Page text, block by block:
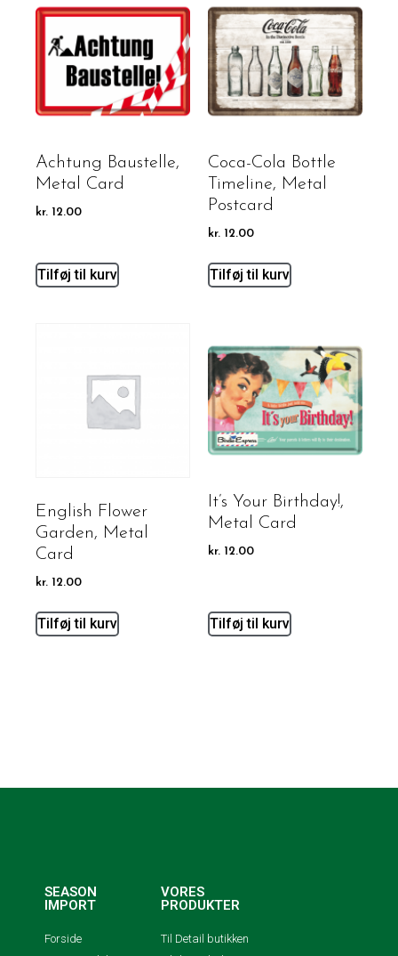
Achtung Baustelle,
Metal Card
kr. 12.00
Tilføj til kurv
Coca-Cola Bottle
Timeline, Metal
Postcard
kr. 12.00
Tilføj til kurv
English Flower
Garden, Metal
Card
kr. 12.00
Tilføj til kurv
It’s Your Birthday!,
Metal Card
kr. 12.00
Tilføj til kurv
SEASON
IMPORT
Forside
VORES
PRODUKTER
Til Detail butikken